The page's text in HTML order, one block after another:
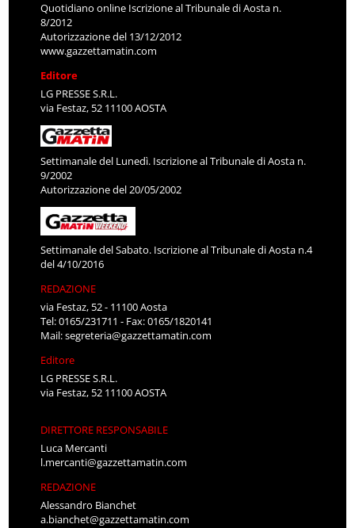
Quotidiano online Iscrizione al Tribunale di Aosta n.
8/2012
Autorizzazione del 13/12/2012
www.gazzettamatin.com
Editore
LG PRESSE S.R.L.
via Festaz, 52 11100 AOSTA
Settimanale del Lunedì. Iscrizione al Tribunale di Aosta n.
9/2002
Autorizzazione del 20/05/2002
Settimanale del Sabato. Iscrizione al Tribunale di Aosta n.4
del 4/10/2016
REDAZIONE
via Festaz, 52 - 11100 Aosta
Tel: 0165/231711 - Fax: 0165/1820141
Mail:segreteria@gazzettamatin.com
Editore
LG PRESSE S.R.L.
via Festaz, 52 11100 AOSTA
DIRETTORE RESPONSABILE
Luca Mercanti
l.mercanti@gazzettamatin.com
REDAZIONE
Alessandro Bianchet
a.bianchet@gazzettamatin.com